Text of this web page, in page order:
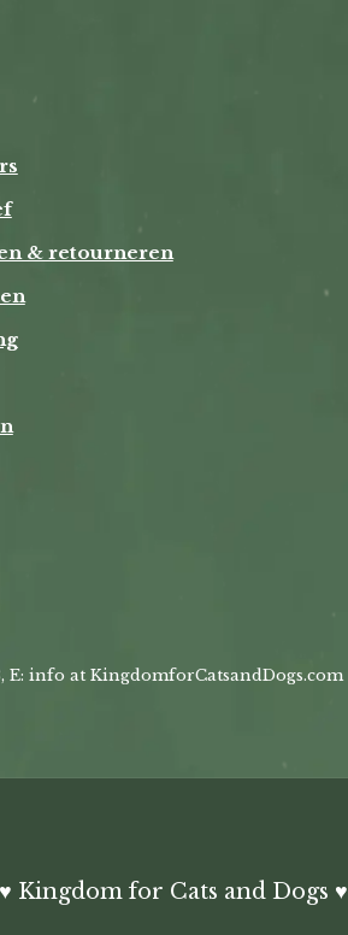
& retourneren
E: info at KingdomforCatsandDogs.com
♥ Kingdom for Cats and Dogs ♥